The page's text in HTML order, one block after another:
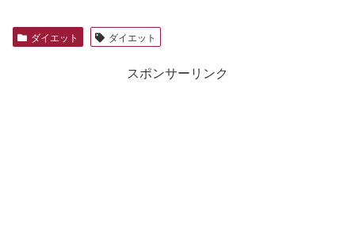
ダイエット ダイエット
スポンサーリンク